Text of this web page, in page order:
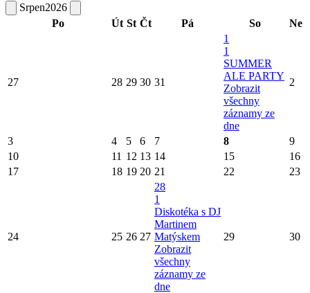
Srpen2026
Po
Út St Čt Pá So Ne
27 28 29 30 31
1
1
SUMMER
ALE PARTY
Zobrazit
všechny
záznamy ze
dne
2
3 4 5 6 7 8
9
10
11 12 13 14 15
16
17
18 19 20 21 22 23
24 25 26 27
28
1
Diskotéka s DJ
Martinem
Matýskem
Zobrazit
všechny
záznamy ze
dne
29 30